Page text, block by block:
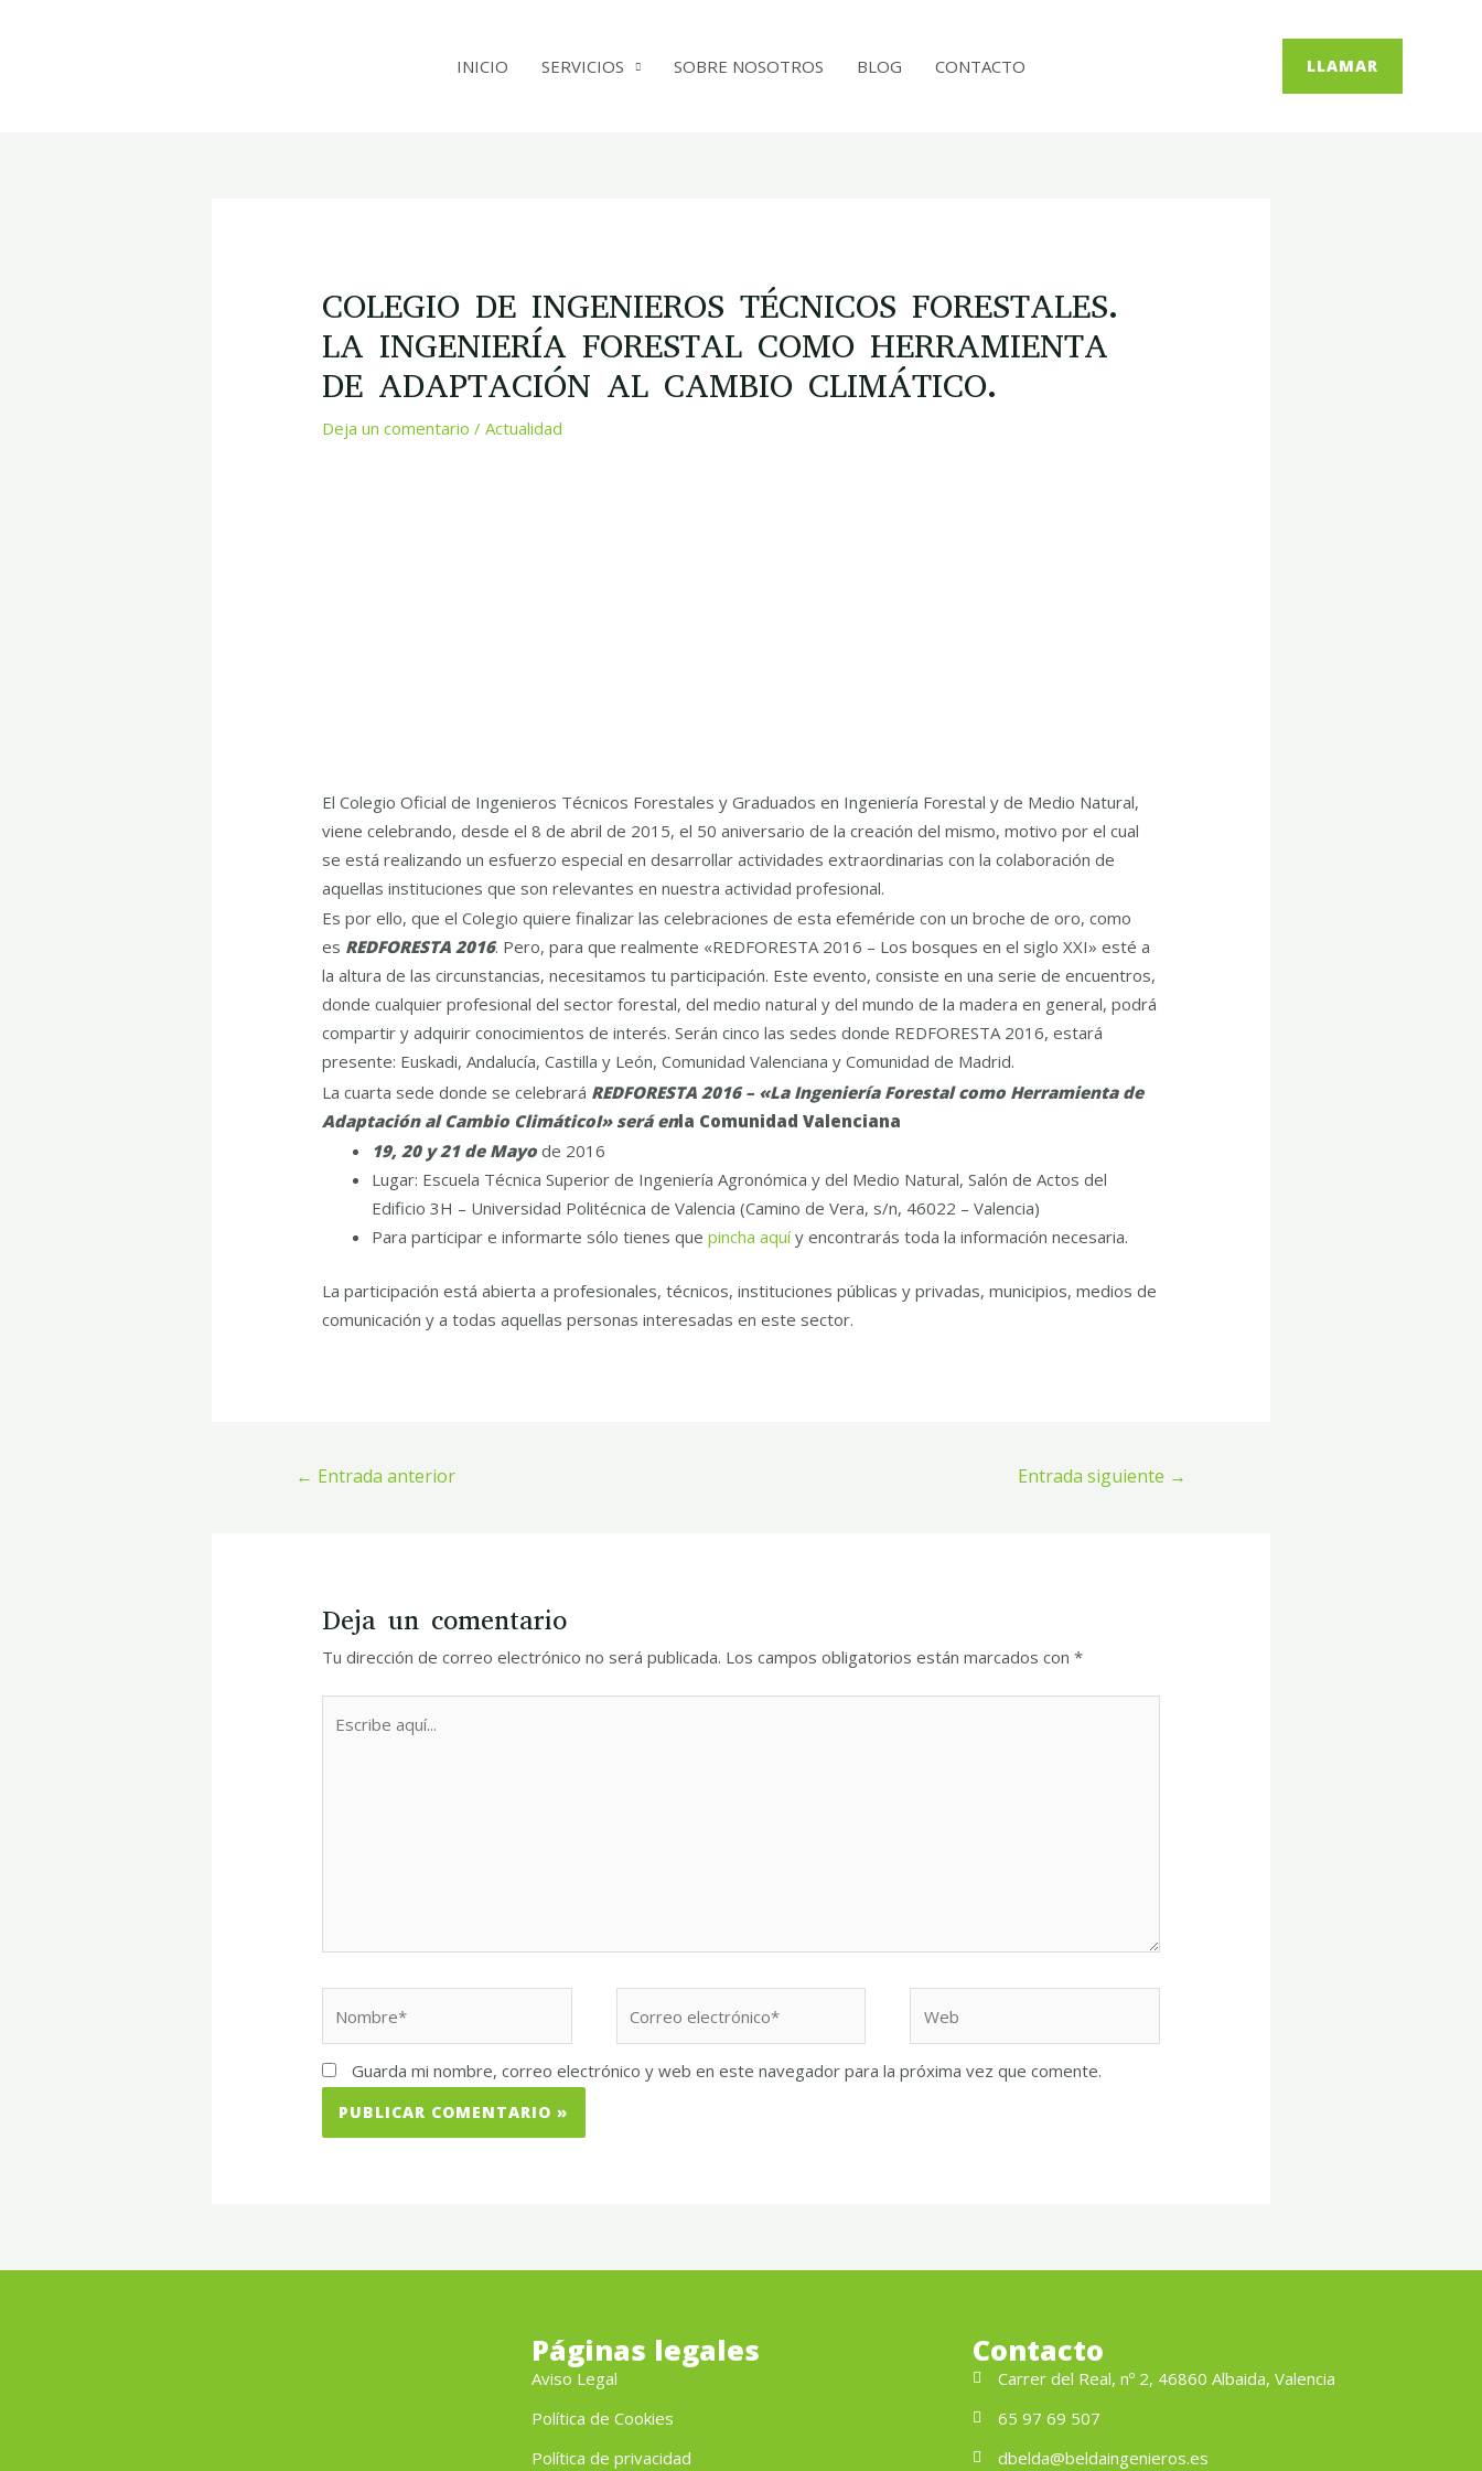
INICIO SERVICIOS SOBRE NOSOTROS BLOG CONTACTO LLAMAR
COLEGIO DE INGENIEROS TÉCNICOS FORESTALES.
LA INGENIERÍA FORESTAL COMO HERRAMIENTA
DE ADAPTACIÓN AL CAMBIO CLIMÁTICO.
Deja un comentario /Actualidad
El Colegio Oficial de Ingenieros Técnicos Forestales y Graduados en Ingeniería Forestal y de Medio Natural,
viene celebrando, desde el 8 de abril de 2015, el 50 aniversario de la creación del mismo, motivo por el cual
se está realizando un esfuerzo especial en desarrollar actividades extraordinarias con la colaboración de
aquellas instituciones que son relevantes en nuestra actividad profesional.
Es por ello, que el Colegio quiere finalizar las celebraciones de esta efeméride con un broche de oro, como
es REDFORESTA 2016. Pero, para que realmente «REDFORESTA 2016 – Los bosques en el siglo XXI» esté a
la altura de las circunstancias, necesitamos tu participación. Este evento, consiste en una serie de encuentros,
donde cualquier profesional del sector forestal, del medio natural y del mundo de la madera en general, podrá
compartir y adquirir conocimientos de interés. Serán cinco las sedes donde REDFORESTA 2016, estará
presente: Euskadi, Andalucía, Castilla y León, Comunidad Valenciana y Comunidad de Madrid.
La cuarta sede donde se celebrará REDFORESTA 2016 – «La Ingeniería Forestal como Herramienta de
Adaptación al Cambio ClimáticoI» será enla Comunidad Valenciana
19, 20 y 21 de Mayo de 2016
Lugar: Escuela Técnica Superior de Ingeniería Agronómica y del Medio Natural, Salón de Actos del
Edificio 3H – Universidad Politécnica de Valencia (Camino de Vera, s/n, 46022 – Valencia)
Para participar e informarte sólo tienes quepincha aquíy encontrarás toda la información necesaria.
La participación está abierta a profesionales, técnicos, instituciones públicas y privadas, municipios, medios de
comunicación y a todas aquellas personas interesadas en este sector.
← Entrada anterior Entrada siguiente →
Deja un comentario
Tu dirección de correo electrónico no será publicada. Los campos obligatorios están marcados con*
aquí...
electrónico*
Guarda mi nombre, correo electrónico y web en este navegador para la próxima vez que comente.
Páginas legales
Aviso Legal
Política de Cookies
Política de privacidad
Contacto
Carrer del Real, nº 2, 46860 Albaida, Valencia
65 97 69 507
dbelda@beldaingenieros.es